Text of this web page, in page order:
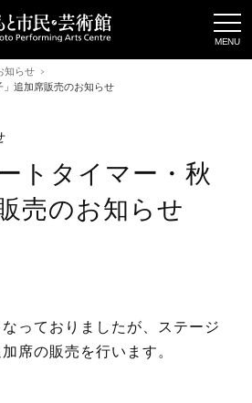
知らせ
」追加席販売のお知らせ
トタイマー・秋
売のお知らせ
っておりましたが、ステージ
席の販売を行います。